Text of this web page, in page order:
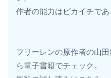
作者の能力はピカイチであ
フリーレンの原作者の山
ら電子書籍でチェック。